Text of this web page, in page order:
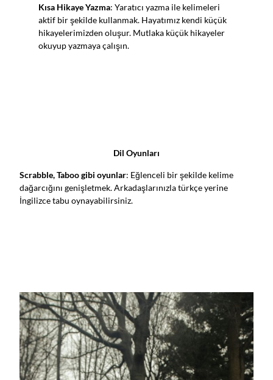
Kısa Hikaye Yazma: Yaratıcı yazma ile kelimeleri
aktif bir şekilde kullanmak. Hayatımız kendi küçük
hikayelerimizden oluşur. Mutlaka küçük hikayeler
okuyup yazmaya çalışın.
Dil Oyunları
Scrabble, Taboo gibi oyunlar: Eğlenceli bir şekilde kelime
dağarcığını genişletmek. Arkadaşlarınızla türkçe yerine
İngilizce tabu oynayabilirsiniz.